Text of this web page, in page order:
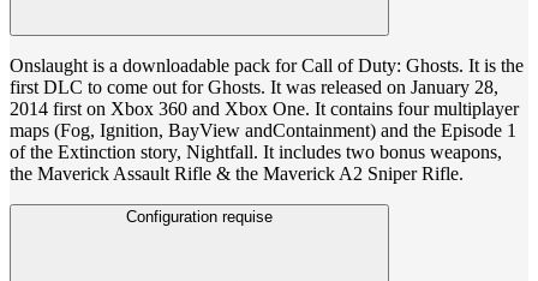
Onslaught is a downloadable pack for Call of Duty: Ghosts. It is the
first DLC to come out for Ghosts. It was released on January 28,
2014 first on Xbox 360 and Xbox One. It contains four multiplayer
maps (Fog, Ignition, BayView andContainment) and the Episode 1
of the Extinction story, Nightfall. It includes two bonus weapons,
the Maverick Assault Rifle & the Maverick A2 Sniper Rifle.
Configuration requise